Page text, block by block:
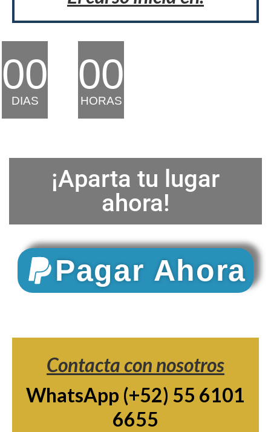
00
DIAS
00
HORAS
¡Aparta tu lugar
ahora!
Pagar Ahora
Contacta con nosotros
WhatsApp (+52) 55 6101
6655